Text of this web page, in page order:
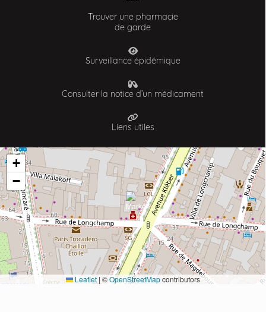
Trouver une pharmacie
de garde
Surveillance épidémique
Consulter la notice d’un médicament
Liens utiles
+
−
Leaflet | ©OpenStreetMapcontributors